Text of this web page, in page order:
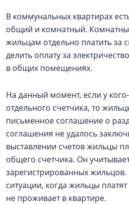
В коммунальных квартирах
общий и комнатный.
жильцам отдельно платить за
делить оплату за
в общих помещениях.
На данный момент, если у
отдельного счетчика, то
письменное соглашение о
соглашения не удалось
выставлении счетов жильцы
общего счетчика. Он
зарегистрированных
ситуации, когда жильцы платят
не проживает в квартире.